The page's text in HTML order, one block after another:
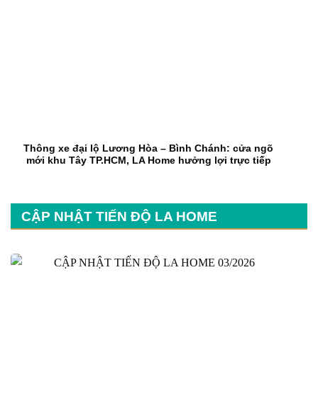
Thông xe đại lộ Lương Hòa – Bình Chánh: cửa ngõ
mới khu Tây TP.HCM, LA Home hưởng lợi trực tiếp
CẬP NHẬT TIẾN ĐỘ LA HOME